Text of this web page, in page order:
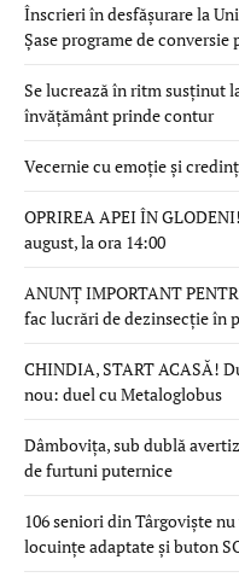
Înscrieri în desfășurare la
Șase programe de
Se lucrează în ritm susținut
învățământ prinde contur
Vecernie cu emoție și
OPRIREA APEI ÎN
august, la ora 14:00
ANUNȚ IMPORTANT
fac lucrări de dezinsecție în
CHINDIA, START ACASĂ!
nou: duel cu Metaloglobus
Dâmbovița, sub dublă
de furtuni puternice
106 seniori din Târgoviște
locuințe adaptate și buton